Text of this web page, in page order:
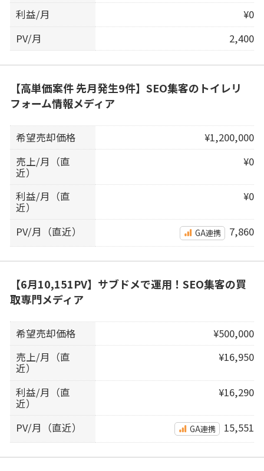
利益/月
¥0
PV/月
2,400
【高単価案件 先月発生9件】SEO集客のトイレリ
フォーム情報メディア
希望売却価格
¥1,200,000
売上/月（直
近）
¥0
利益/月（直
近）
¥0
PV/月（直近） GA連携 7,860
【6月10,151PV】サブドメで運用！SEO集客の買
取専門メディア
希望売却価格
¥500,000
売上/月（直
近）
¥16,950
利益/月（直
近）
¥16,290
PV/月（直近） GA連携 15,551